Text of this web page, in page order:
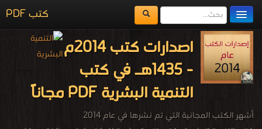
كتب PDF
مكتبة الكتب
المكتبات
يُقرأ حالياً
اصدارات كتب 2014م
- 1435هـ في كتب
التنمية البشرية PDF مجاناً
أشهر الكتب المجانية التي تم نشرها في عام 2014